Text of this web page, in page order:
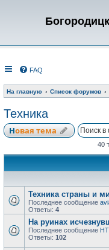
FAQ
На главную Список форумов
Техника
Новая тема
40
Техника страны и
Последнее сообщение
Ответы: 4
На руинах
Последнее сообщение
Ответы: 102